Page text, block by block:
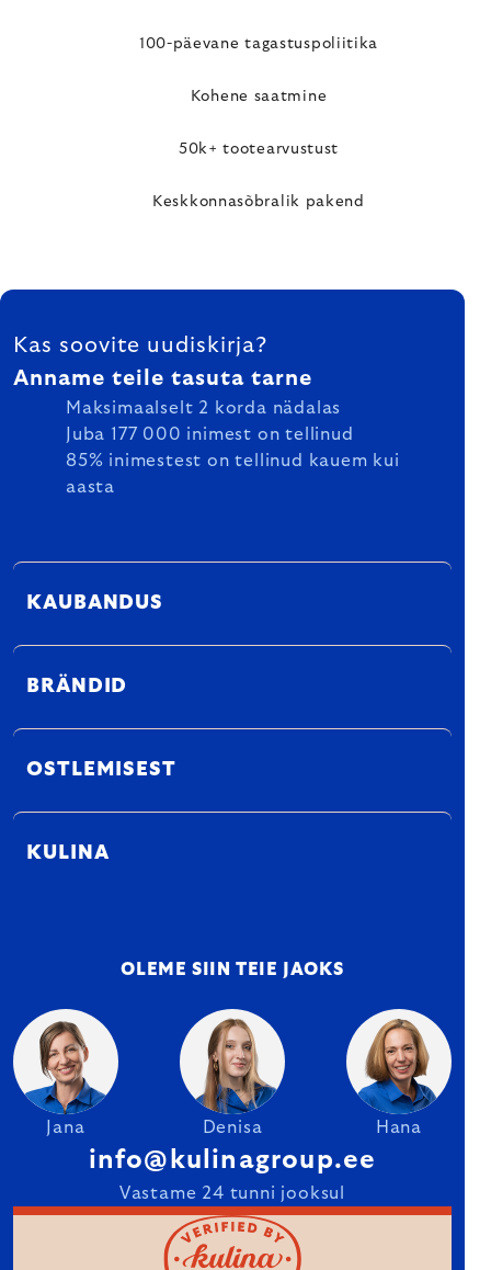
100-päevane tagastuspoliitika
Kohene saatmine
50k+ tootearvustust
Keskkonnasõbralik pakend
FOOTER
Kas soovite uudiskirja?
Anname teile tasuta tarne
Maksimaalselt 2 korda nädalas
Juba 177 000 inimest on tellinud
85% inimestest on tellinud kauem kui
aasta
KAUBANDUS
BRÄNDID
OSTLEMISEST
KULINA
OLEME SIIN TEIE JAOKS
Jana Denisa Hana
info@kulinagroup.ee
Vastame 24 tunni jooksul